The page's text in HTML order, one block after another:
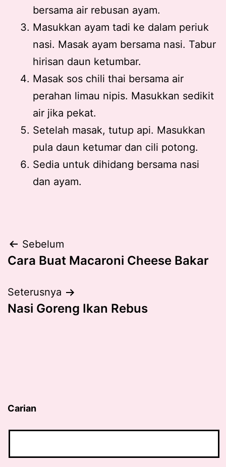
bersama air rebusan ayam.
Masukkan ayam tadi ke dalam periuk
nasi. Masak ayam bersama nasi. Tabur
hirisan daun ketumbar.
Masak sos chili thai bersama air
perahan limau nipis. Masukkan sedikit
air jika pekat.
Setelah masak, tutup api. Masukkan
pula daun ketumar dan cili potong.
Sedia untuk dihidang bersama nasi
dan ayam.
Post
navigation
Sebelum
Cara Buat Macaroni Cheese Bakar
Seterusnya
Nasi Goreng Ikan Rebus
Carian